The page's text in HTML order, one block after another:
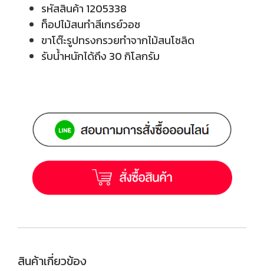
รหัสสินค้า 1205338
ท็อปไม้สนทำสีเกรย์วอช
ขาโต๊ะรูปทรงกรวยทำจากไม้สนโซลิด
รับน้ำหนักได้ถึง 30 กิโลกรัม
สินค้าเกี่ยวข้อง